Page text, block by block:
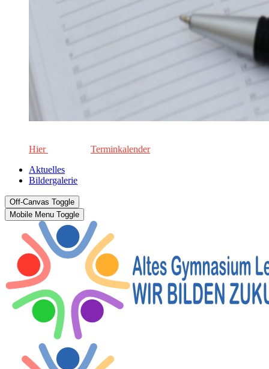
Hier
Terminkalender
Aktuelles
Bildergalerie
Off-Canvas Toggle
Mobile Menu Toggle